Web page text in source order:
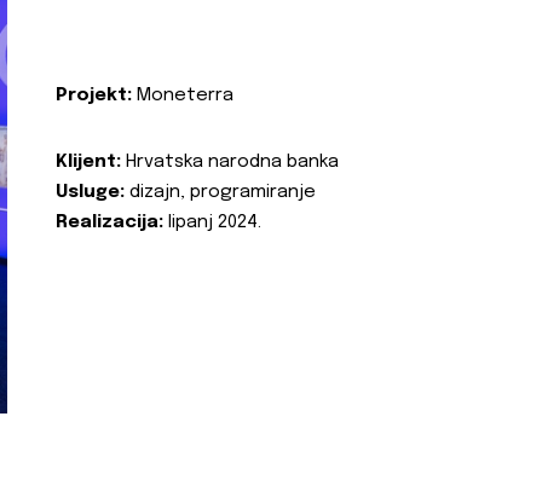
Projekt: Moneterra
Klijent: Hrvatska narodna banka
Usluge: dizajn, programiranje
Realizacija: lipanj 2024.